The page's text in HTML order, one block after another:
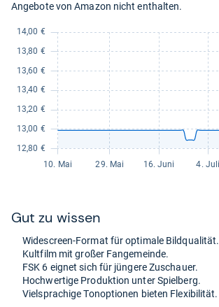
Angebote von Amazon nicht enthalten.
Gut zu wis­sen
Wide­s­creen-​For­mat für opti­male Bild­qua­li­tät.
Kult­film mit großer Fan­ge­meinde.
FSK 6 eig­net sich für jün­gere Zuschauer.
Hoch­wer­tige Pro­duk­tion unter Spiel­berg.
Viel­spra­chige Ton­op­tio­nen bie­ten Fle­xi­bi­li­tät.